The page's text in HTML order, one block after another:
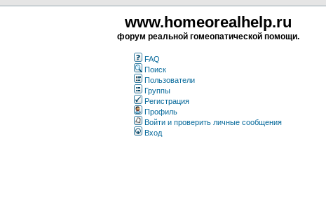
www.homeorealhelp.ru
форум реальной гомеопатической помощи.
FAQ
Поиск
Пользователи
Группы
Регистрация
Профиль
Войти и проверить личные сообщения
Вход